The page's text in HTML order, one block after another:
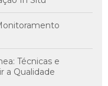
Técnicas e
a Qualidade